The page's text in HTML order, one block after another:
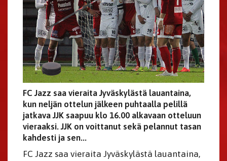
FC Jazz saa vieraita Jyväskylästä lauantaina,
kun neljän ottelun jälkeen puhtaalla pelillä
jatkava JJK saapuu klo 16.00 alkavaan otteluun
vieraaksi. JJK on voittanut sekä pelannut tasan
kahdesti ja sen...
FC Jazz saa vieraita Jyväskylästä lauantaina,